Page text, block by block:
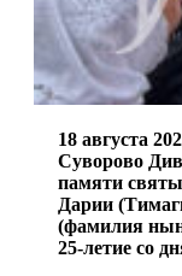
18 августа
Суворово
памяти
Дарии
(фамилия
25-летие со